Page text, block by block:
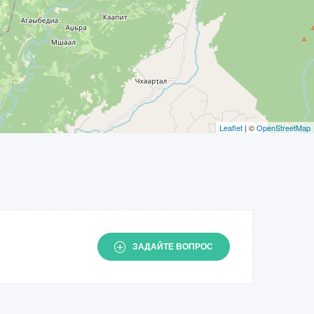
Leaflet | ©OpenStreetMap
ЗАДАЙТЕ ВОПРОС